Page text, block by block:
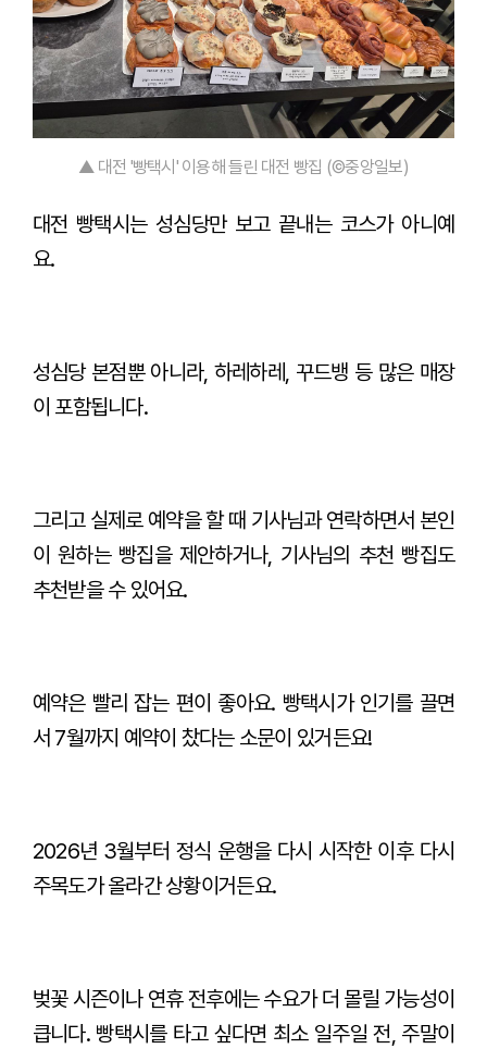
▲ 대전 '빵택시' 이용해 들린 대전 빵집 (©중앙일보)
대전 빵택시는 성심당만 보고 끝내는 코스가 아니예
요.
성심당 본점뿐 아니라, 하레하레, 꾸드뱅 등 많은 매장
이 포함됩니다.
그리고 실제로 예약을 할 때 기사님과 연락하면서 본인
이 원하는 빵집을 제안하거나, 기사님의 추천 빵집도
추천받을 수 있어요.
예약은 빨리 잡는 편이 좋아요. 빵택시가 인기를 끌면
서 7월까지 예약이 찼다는 소문이 있거든요!
2026년 3월부터 정식 운행을 다시 시작한 이후 다시
주목도가 올라간 상황이거든요.
벚꽃 시즌이나 연휴 전후에는 수요가 더 몰릴 가능성이
큽니다. 빵택시를 타고 싶다면 최소 일주일 전, 주말이